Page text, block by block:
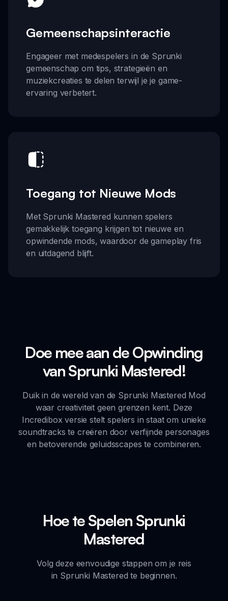
Gemeenschapsinteractie
Engageer met medespelers in de Sprunki
gemeenschap om tips, strategieën en
muziekcreaties te delen terwijl je je game-
ervaring verbetert.
Toegang tot Nieuwe Mods
Met Sprunki Mastered kunnen spelers
gemakkelijk toegang krijgen tot nieuwe en
opwindende mods, waardoor de gameplay fris
en uitdagend blijft.
Doe mee aan de Opwinding
van Sprunki Mastered!
Duik in de wereld van de Sprunki Mastered Mod
waar creativiteit geen grenzen kent. Deze
Incredibox versie stelt spelers in staat om unieke
soundtracks te creëren door verfijnde personages
en betoverende geluidsscapes te combineren.
Hoe te Spelen Sprunki
Mastered
Volg deze eenvoudige stappen om je reis
in Sprunki Mastered te beginnen.